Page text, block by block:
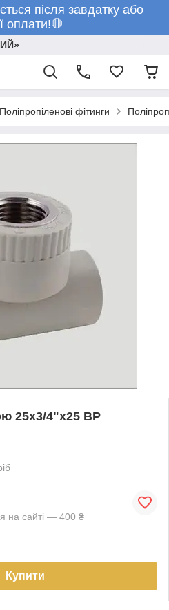
після завдатку або
оплати!🛑
Поліпропіленові фітинги
25х3/4"х25 ВР
на сайті — 400 ₴
Купити